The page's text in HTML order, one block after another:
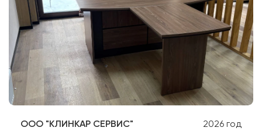
ООО "КЛИНКАР СЕРВИС" 2026 год